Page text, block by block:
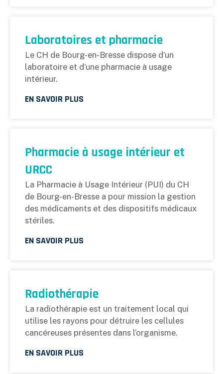
Laboratoires et pharmacie
Le CH de Bourg-en-Bresse dispose d’un
laboratoire et d’une pharmacie à usage
intérieur.
EN SAVOIR PLUS
Pharmacie à usage intérieur et
URCC
La Pharmacie à Usage Intérieur (PUI) du CH
de Bourg-en-Bresse a pour mission la gestion
des médicaments et des dispositifs médicaux
stériles.
EN SAVOIR PLUS
Radiothérapie
La radiothérapie est un traitement local qui
utilise les rayons pour détruire les cellules
cancéreuses présentes dans l’organisme.
EN SAVOIR PLUS